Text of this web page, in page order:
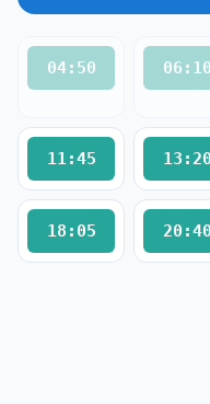
04:50 06:10
11:45
18:05